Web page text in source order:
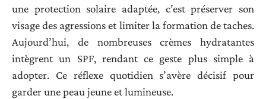
une protection solaire adaptée, c’est préserver son
visage des agressions et limiter la formation de taches.
Aujourd’hui, de nombreuses crèmes hydratantes
intègrent un SPF, rendant ce geste plus simple à
adopter. Ce réflexe quotidien s’avère décisif pour
garder une peau jeune et lumineuse.